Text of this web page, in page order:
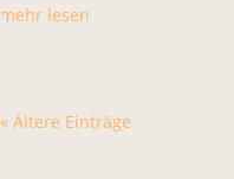
mehr lesen
« Ältere Einträge